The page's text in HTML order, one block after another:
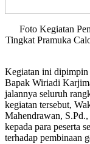
Foto Kegiatan
Tingkat Pramuka
Kegiatan ini
Bapak Wiriadi
jalannya seluruh
kegiatan tersebut,
Mahendrawan,
kepada para peserta
terhadap pembinaan